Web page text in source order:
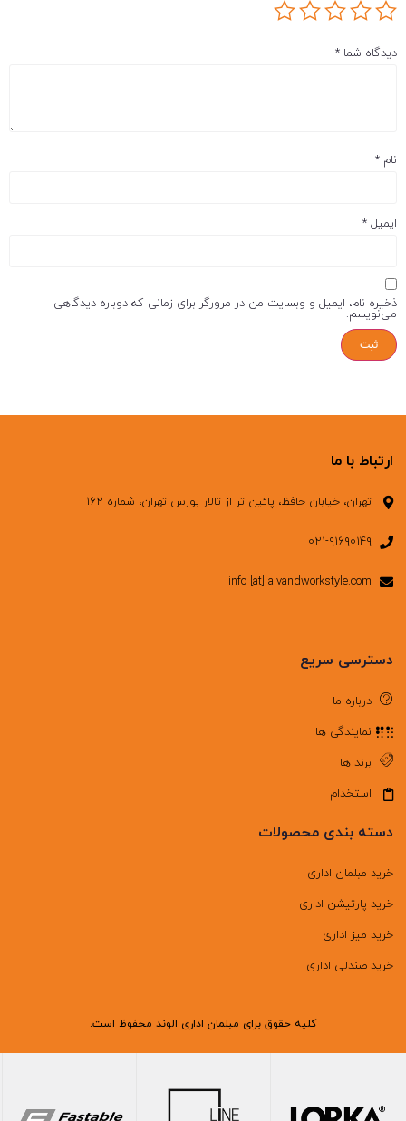
دیدگاه شما
نام
ایمیل*
ذخیره نام، ایمیل و وبسایت من در مرورگر برای زمانی که دوباره دیدگاهی
می‌نویسم.
ارتباط با ما
تهران، خیابان حافظ، پائین تر از تالار بورس تهران، شماره ۱۶۲
۰۲۱-۹۱۶۹۰۱۴۹
info [at] alvandworkstyle.com
دسترسی سریع
درباره ما
نمایندگی ها
برند ها
استخدام
دسته بندی محصولات
خرید مبلمان اداری
خرید پارتیشن اداری
خرید میز اداری
خرید صندلی اداری
کلیه حقوق برای مبلمان اداری الوند محفوظ است.